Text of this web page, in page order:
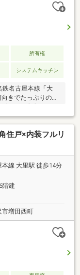
所有権
システムキッチン
名古屋本線「大
きでたっぷりの陽
実現！◆広々バルコ
！◆生活利便施設が
ォーム内容（令和8
お風呂・トイレ交
建具交換、給湯器
覧・ご来店 ご希
可能です！ご希望
♪
住戸×内装フルリ
線 大里駅 徒歩14分
階建
市増田西町